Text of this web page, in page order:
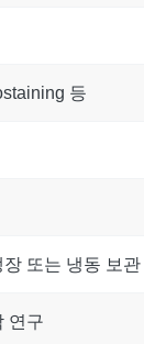
등
또는 냉동 보관
연구